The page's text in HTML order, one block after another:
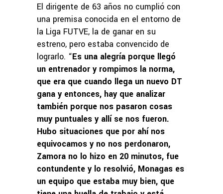
El dirigente de 63 años no cumplió con
una premisa conocida en el entorno de
la Liga FUTVE, la de ganar en su
estreno, pero estaba convencido de
lograrlo. “Es una alegría porque llegó
un entrenador y rompimos la norma,
que era que cuando llega un nuevo DT
gana y entonces, hay que analizar
también porque nos pasaron cosas
muy puntuales y allí se nos fueron.
Hubo situaciones que por ahí nos
equivocamos y no nos perdonaron,
Zamora no lo hizo en 20 minutos, fue
contundente y lo resolvió, Monagas es
un equipo que estaba muy bien, que